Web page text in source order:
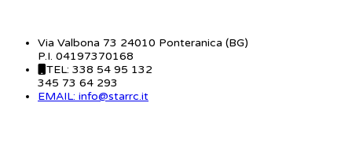
Via Valbona 73 24010 Ponteranica (BG)
P.I. 04197370168
TEL: 338 54 95 132
345 73 64 293
EMAIL: info@starrc.it